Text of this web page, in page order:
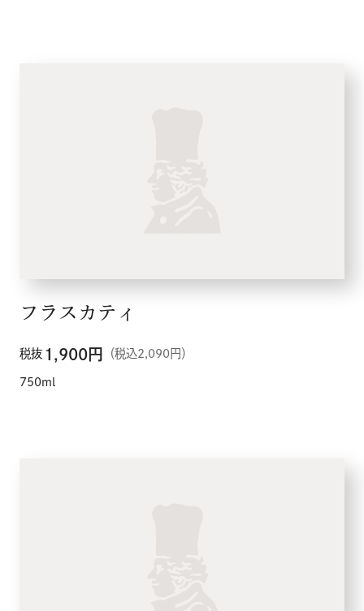
フラスカティ
税抜 1,900円 （税込2,090円）
750ml